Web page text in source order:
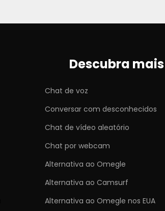
Descubra mais
Chat de voz
Conversar com desconhecidos
Chat de vídeo aleatório
Chat por webcam
Alternativa ao Omegle
Alternativa ao Camsurf
Alternativa ao Omegle nos EUA